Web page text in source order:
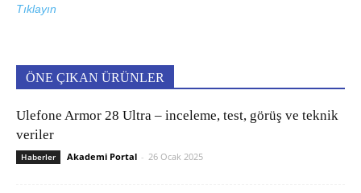
Tıklayın
ÖNE ÇIKAN ÜRÜNLER
Ulefone Armor 28 Ultra – inceleme, test, görüş ve teknik
veriler
Haberler Akademi Portal - 26 Ocak 2025